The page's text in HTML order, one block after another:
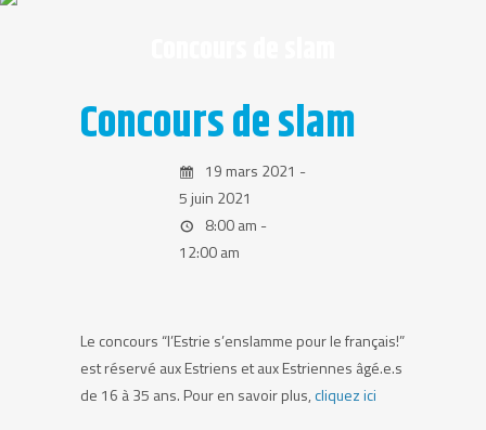
Concours de slam
19 mars 2021 -
5 juin 2021
8:00 am -
12:00 am
Le concours “l’Estrie s’enslamme pour le français!”
est réservé aux Estriens et aux Estriennes âgé.e.s
de 16 à 35 ans. Pour en savoir plus,cliquez ici